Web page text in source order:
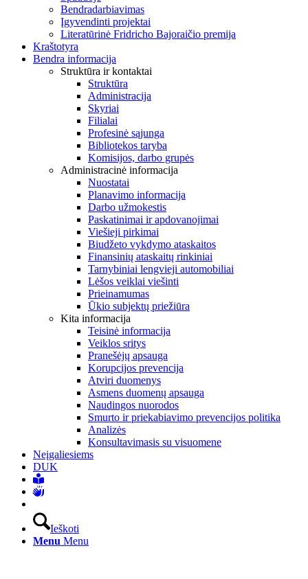
Bendradarbiavimas
Įgyvendinti projektai
Literatūrinė Fridricho Bajoraičio premija
Kraštotyra
Bendra informacija
Struktūra ir kontaktai
Struktūra
Administracija
Skyriai
Filialai
Profesinė sąjunga
Bibliotekos taryba
Komisijos, darbo grupės
Administracinė informacija
Nuostatai
Planavimo informacija
Darbo užmokestis
Paskatinimai ir apdovanojimai
Viešieji pirkimai
Biudžeto vykdymo ataskaitos
Finansinių ataskaitų rinkiniai
Tarnybiniai lengvieji automobiliai
Lėšos veiklai viešinti
Prieinamumas
Ūkio subjektų priežiūra
Kita informacija
Teisinė informacija
Veiklos sritys
Pranešėjų apsauga
Korupcijos prevencija
Atviri duomenys
Asmens duomenų apsauga
Naudingos nuorodos
Smurto ir priekabiavimo prevencijos politika
Analizės
Konsultavimasis su visuomene
Neįgaliesiems
DUK
Ieškoti
Menu Menu